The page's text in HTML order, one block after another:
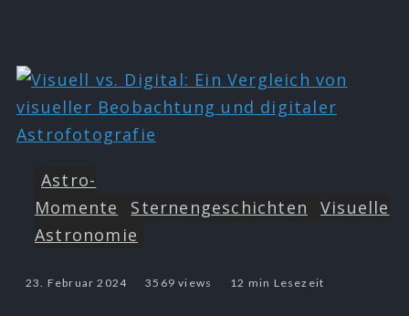
Astro-
Momente
Sternengeschichten
Visuelle
Astronomie
23. Februar 2024 3569 views 12 min Lesezeit